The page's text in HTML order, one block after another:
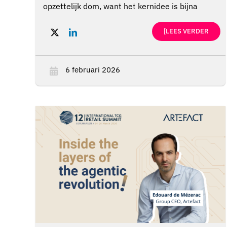
opzettelijk dom, want het kernidee is bijna
[LEES VERDER
6 februari 2026